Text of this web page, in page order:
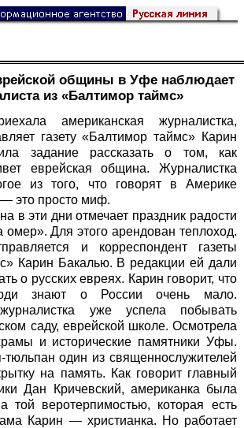
общины в Уфе наблюдает
из «Балтимор таймс»
американская журналистка,
газету «Балтимор таймс» Карин
задание рассказать о том, как
еврейская община. Журналистка
из того, что говорят в Америке
это просто миф.
в эти дни отмечает праздник радости
омер». Для этого арендован теплоход.
и корреспондент газеты
Карин Бакалью. В редакции ей дали
о русских евреях. Карин говорит, что
знают о России очень мало.
уже успела побывать
саду, еврейской школе. Осмотрела
и исторические памятники Уфы.
один из священнослужителей
на память. Как говорит главный
Дан Кричевский, американка была
той веротерпимостью, которая есть
Карин — христианка. Но работает